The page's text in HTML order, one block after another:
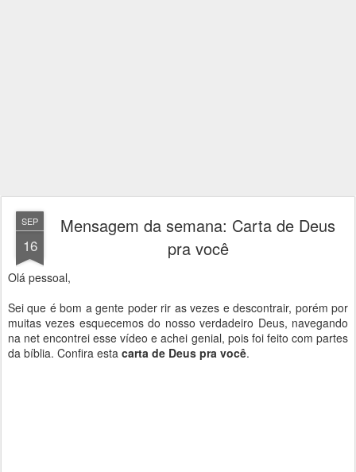
SEP
16
Mensagem da semana: Carta de Deus
pra você
Olá pessoal,
Sei que é bom a gente poder rir as vezes e descontrair, porém por
muitas vezes esquecemos do nosso verdadeiro Deus, navegando
na net encontrei esse vídeo e achei genial, pois foi feito com partes
da bíblia. Confira esta carta de Deus pra você.